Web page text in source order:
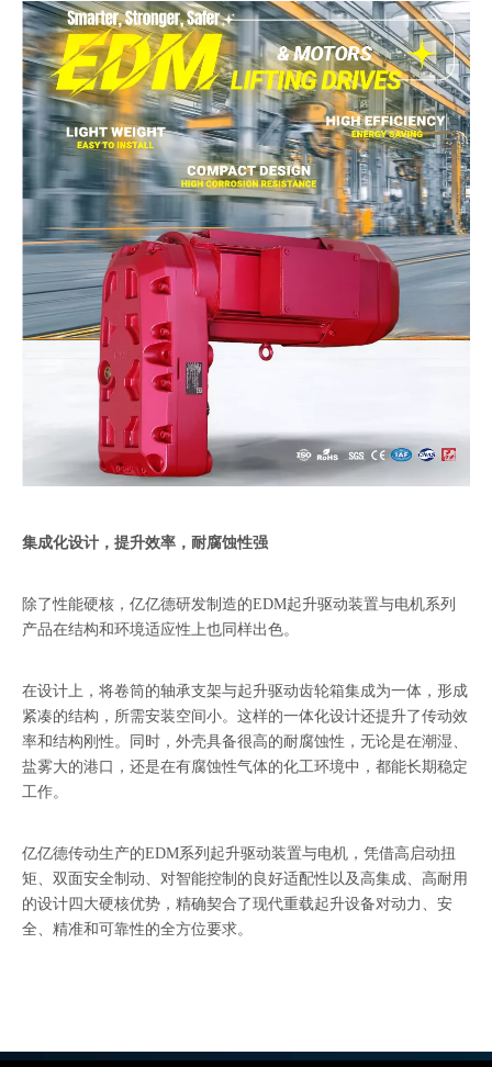
集成化设计 ， 提升效率， 耐腐蚀性强
除了性能硬核，亿亿德研发制造的EDM起升驱动装置与电机系列
产品在结构和环境适应性上也同样出色。
在设计上，将卷筒的轴承支架与起升驱动齿轮箱集成为一体，形成
紧凑的结构，所需安装空间小。这样的一体化设计还提升了传动效
率和结构刚性。同时，外壳具备很高的耐腐蚀性，无论是在潮湿、
盐雾大的港口，还是在有腐蚀性气体的化工环境中，都能长期稳定
工作。
亿亿德传动生产的EDM系列起升驱动装置与电机，凭借高启动扭
矩、双面安全制动、对智能控制的良好适配性以及高集成、高耐用
的设计四大硬核优势，精确契合了现代重载起升设备对动力、安
全、精准和可靠性的全方位要求。